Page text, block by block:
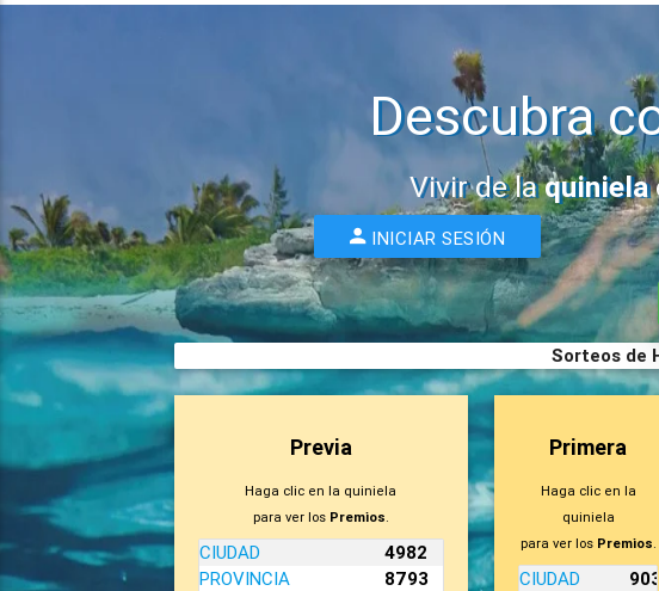
Descubra
Vivir de laquiniela
INICIAR SESIÓN
Sorteos de
Previa
Haga clic en la quiniela
para ver los Premios.
CIUDAD
4982
PROVINCIA
8793
Primera
Haga clic en la
quiniela
para ver los Premios.
CIUDAD